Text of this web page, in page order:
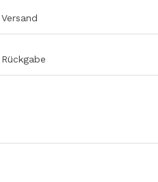
Versand
Rückgabe